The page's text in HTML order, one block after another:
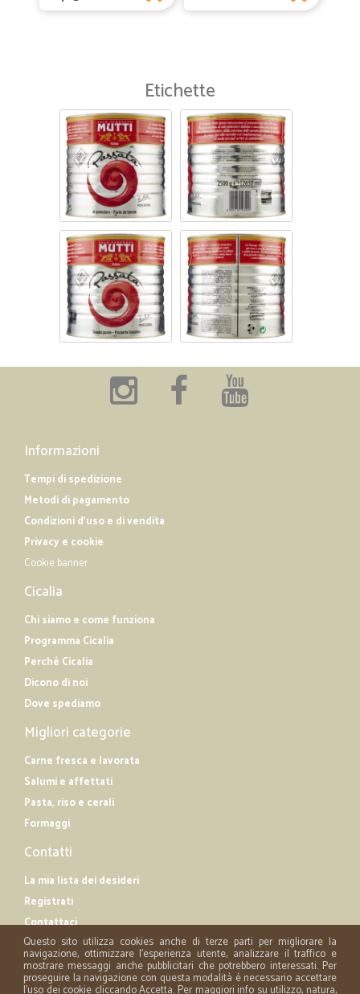
Etichette
Informazioni
Tempi di spedizione
Metodi di pagamento
Condizioni d'uso e di vendita
Privacy e cookie
Cookie banner
Cicalia
Chi siamo e come funziona
Programma Cicalia
Perché Cicalia
Dicono di noi
Dove spediamo
Migliori categorie
Carne fresca e lavorata
Salumi e affettati
Pasta, riso e cerali
Formaggi
Contatti
La mia lista dei desideri
Registrati
Contattaci
Questo sito utilizza cookies anche di terze parti per migliorare la
navigazione, ottimizzare l'esperienza utente, analizzare il traffico e
mostrare messaggi anche pubblicitari che potrebbero interessati. Per
proseguire la navigazione con questa modalità è necessario accettare
l'uso dei cookie cliccando Accetta. Per maggiori info su utilizzo, natura,